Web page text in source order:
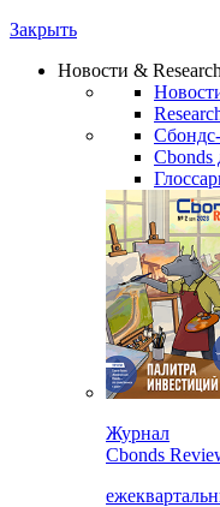
Закрыть
Новости &
Журнал
Cbonds